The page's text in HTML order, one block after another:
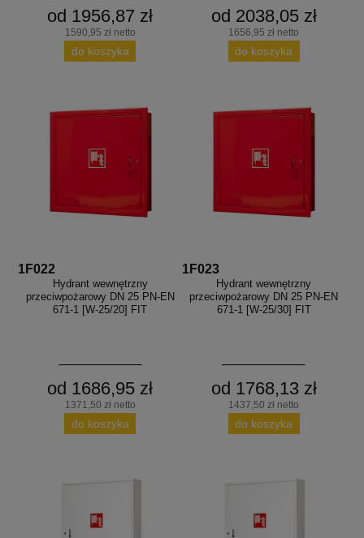
od 1956,87 zł
1590,95 zł netto
do koszyka
od 2038,05 zł
1656,95 zł netto
do koszyka
1F022
Hydrant wewnętrzny
przeciwpożarowy DN 25 PN-EN
671-1 [W-25/20] FIT
od 1686,95 zł
1371,50 zł netto
do koszyka
1F023
Hydrant wewnętrzny
przeciwpożarowy DN 25 PN-EN
671-1 [W-25/30] FIT
od 1768,13 zł
1437,50 zł netto
do koszyka